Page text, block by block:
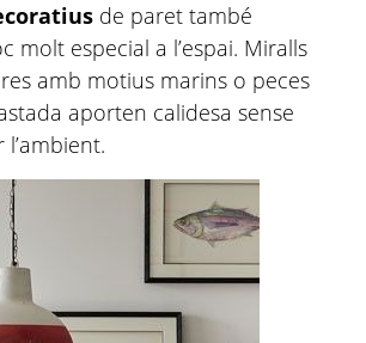
de paret també
molt especial a l’espai. Miralls
amb motius marins o peces
aporten calidesa sense